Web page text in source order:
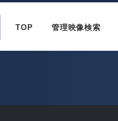
TOP 管理映像検索